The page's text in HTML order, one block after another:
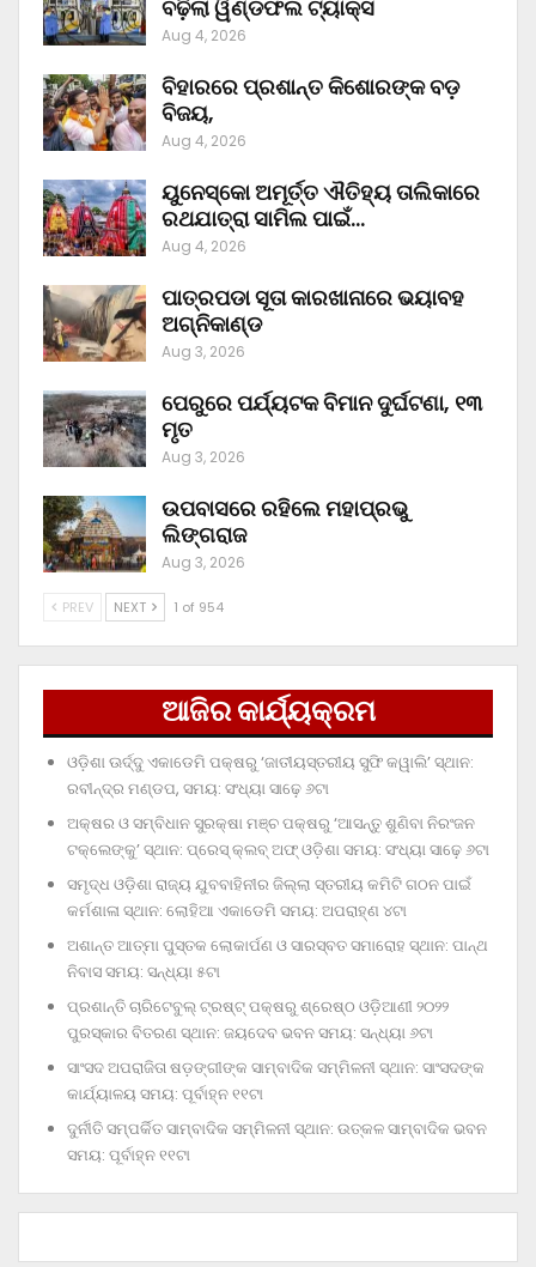
ବଢ଼ିଲା ୱିଣ୍ଡଫଲ ଟ୍ୟାକ୍ସ
Aug 4, 2026
ବିହାରରେ ପ୍ରଶାନ୍ତ କିଶୋରଙ୍କ ବଡ଼
ବିଜୟ,
Aug 4, 2026
ୟୁନେସ୍କୋ ଅମୂର୍ତ୍ତ ଐତିହ୍ୟ ତାଲିକାରେ
ରଥଯାତ୍ରା ସାମିଲ ପାଇଁ…
Aug 4, 2026
ପାତ୍ରପଡା ସୂତା କାରଖାନାରେ ଭୟାବହ
ଅଗ୍ନିକାଣ୍ଡ
Aug 3, 2026
ପେରୁରେ ପର୍ଯ୍ୟଟକ ବିମାନ ଦୁର୍ଘଟଣା, ୧୩
ମୃତ
Aug 3, 2026
ଉପବାସରେ ରହିଲେ ମହାପ୍ରଭୁ
ଲିଙ୍ଗରାଜ
Aug 3, 2026
PREV NEXT 1 of 954
ଆଜିର କାର୍ଯ୍ୟକ୍ରମ
ଓଡ଼ିଶା ଊର୍ଦ୍ଦୁ ଏକାଡେମି ପକ୍ଷରୁ ‘ଜାତୀୟସ୍ତରୀୟ ସୁଫି କୱାଲି’ ସ୍ଥାନ:
ରବୀନ୍ଦ୍ର ମଣ୍ଡପ, ସମୟ: ସଂଧ୍ୟା ସାଢ଼େ ୬ଟା
ଅକ୍ଷର ଓ ସମ୍ବିଧାନ ସୁରକ୍ଷା ମଞ୍ଚ ପକ୍ଷରୁ ‘ଆସନ୍ତୁ ଶୁଣିବା ନିରଂଜନ
ଟକ୍‌ଲେଙ୍କୁ’ ସ୍ଥାନ: ପ୍ରେସ୍‌ କ୍ଲବ୍‌ ଅଫ୍‌ ଓଡ଼ିଶା ସମୟ: ସଂଧ୍ୟା ସାଢ଼େ ୬ଟା
ସମୃଦ୍ଧ ଓଡ଼ିଶା ରାଜ୍ୟ ଯୁବବାହିନୀର ଜିଲ୍ଲା ସ୍ତରୀୟ କମିଟି ଗଠନ ପାଇଁ
କର୍ମଶାଳା ସ୍ଥାନ: ଲୋହିଆ ଏକାଡେମି ସମୟ: ଅପରାହ୍‌ଣ ୪ଟା
ଅଶାନ୍ତ ଆତ୍ମା ପୁସ୍ତକ ଲୋକାର୍ପଣ ଓ ସାରସ୍ବତ ସମାରୋହ ସ୍ଥାନ: ପାନ୍ଥ
ନିବାସ ସମୟ: ସନ୍ଧ୍ୟା ୫ଟା
ପ୍ରଶାନ୍ତି ଚାରିଟେବୁଲ୍‌ ଟ୍ରଷ୍ଟ୍‌ ପକ୍ଷରୁ ଶ୍ରେଷ୍ଠ ଓଡ଼ିଆଣୀ ୨୦୨୨
ପୁରସ୍କାର ବିତରଣ ସ୍ଥାନ: ଜୟଦେବ ଭବନ ସମୟ: ସନ୍ଧ୍ୟା ୬ଟା
ସାଂସଦ ଅପରାଜିତା ଷଡ଼ଙ୍ଗୀଙ୍କ ସାମ୍ବାଦିକ ସମ୍ମିଳନୀ ସ୍ଥାନ: ସାଂସଦଙ୍କ
କାର୍ଯ୍ୟାଳୟ ସମୟ: ପୂର୍ବାହ୍ନ ୧୧ଟା
ଦୁର୍ନୀତି ସମ୍ପର୍କିତ ସାମ୍ବାଦିକ ସମ୍ମିଳନୀ ସ୍ଥାନ: ଉତ୍କଳ ସାମ୍ବାଦିକ ଭବନ
ସମୟ: ପୂର୍ବାହ୍ନ ୧୧ଟା